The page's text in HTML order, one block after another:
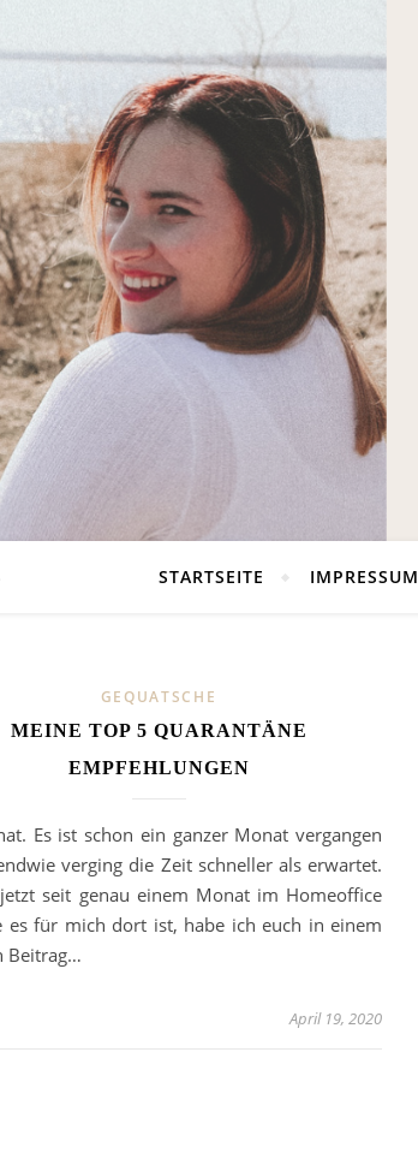
STARTSEITE IMPRESSUM
GEQUATSCHE
MEINE TOP 5 QUARANTÄNE
EMPFEHLUNGEN
Es ist schon ein ganzer Monat vergangen
verging die Zeit schneller als erwartet.
seit genau einem Monat im Homeoffice
es für mich dort ist, habe ich euch in einem
Beitrag…
April 19, 2020